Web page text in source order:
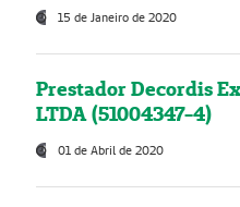
15 de Janeiro de 2020
Prestador Decordis
LTDA (51004347-4)
01 de Abril de 2020